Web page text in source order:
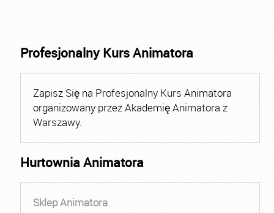
Profesjonalny Kurs Animatora
Zapisz Się na Profesjonalny Kurs Animatora
organizowany przez Akademię Animatora z
Warszawy.
Hurtownia Animatora
Sklep Animatora